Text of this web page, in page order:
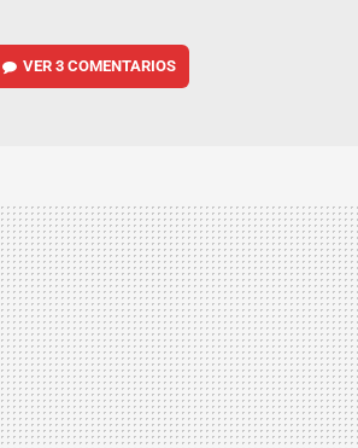
VER3 COMENTARIOS